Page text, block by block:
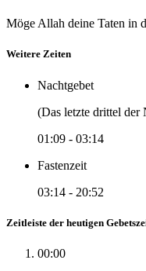
Möge Allah deine Taten in
Weitere Zeiten
Nachtgebet
(Das letzte drittel der
01:09 - 03:14
Fastenzeit
03:14 - 20:52
Zeitleiste der heutigen
00:00